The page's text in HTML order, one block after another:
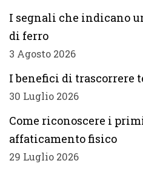
I segnali che indicano
di ferro
3 Agosto 2026
I benefici di trascorrere
30 Luglio 2026
Come riconoscere i
affaticamento fisico
29 Luglio 2026